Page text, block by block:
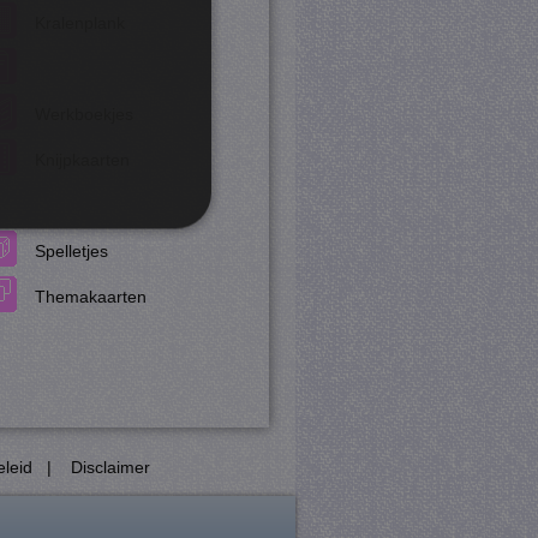
Spelletjes
Themakaarten
| Disclaimer
accountbeheer. De
service om de
PHP-taal. Dit is een